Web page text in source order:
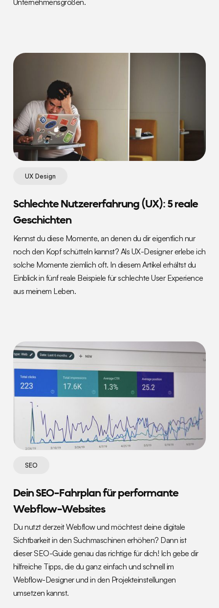
Unternehmensgrößen.
UX Design
Schlechte Nutzererfahrung (UX): 5 reale
Geschichten
Kennst du diese Momente, an denen du dir eigentlich nur
noch den Kopf schütteln kannst? Als UX-Designer erlebe ich
solche Momente ziemlich oft. In diesem Artikel erhältst du
Einblick in fünf reale Beispiele für schlechte User Experience
aus meinem Leben.
SEO
Dein SEO-Fahrplan für performante
Webflow-Websites
Du nutzt derzeit Webflow und möchtest deine digitale
Sichtbarkeit in den Suchmaschinen erhöhen? Dann ist
dieser SEO-Guide genau das richtige für dich! Ich gebe dir
hilfreiche Tipps, die du ganz einfach und schnell im
Webflow-Designer und in den Projekteinstellungen
umsetzen kannst.